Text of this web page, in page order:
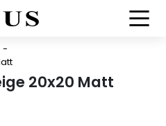
-
20x20 Matt